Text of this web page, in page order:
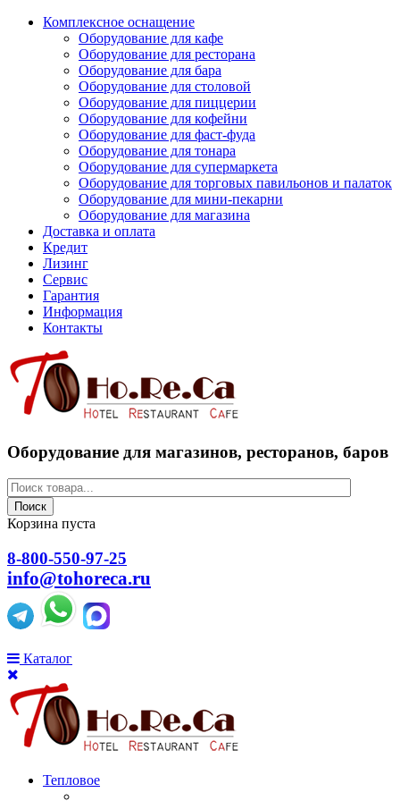
Комплексное оснащение
Оборудование для кафе
Оборудование для ресторана
Оборудование для бара
Оборудование для столовой
Оборудование для пиццерии
Оборудование для кофейни
Оборудование для фаст-фуда
Оборудование для тонара
Оборудование для супермаркета
Оборудование для торговых павильонов и палаток
Оборудование для мини-пекарни
Оборудование для магазина
Доставка и оплата
Кредит
Лизинг
Сервис
Гарантия
Информация
Контакты
Оборудование для магазинов, ресторанов, баров
Поиск
Корзина пуста
8-800-550-97-25
info@tohoreca.ru
Каталог
Тепловое